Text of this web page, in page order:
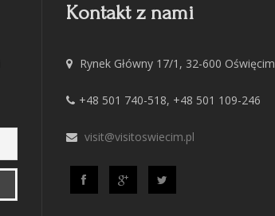
Kontakt z nami
Rynek Główny 17/1, 32-600 Oświęcim
+48 501 740-518, +48 501 109-246
visit@visitoswiecim.pl